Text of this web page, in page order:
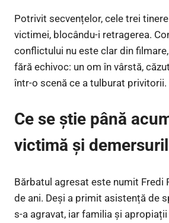
Potrivit secvențelor, cele trei
victimei, blocându-i retragerea.
conflictului nu este clar din
fără echivoc: un om în vârstă,
într-o scenă ce a tulburat privitorii.
Ce se știe până
victimă și
Bărbatul agresat este numit Fredi
de ani. Deși a primit asistență de
s-a agravat, iar familia și